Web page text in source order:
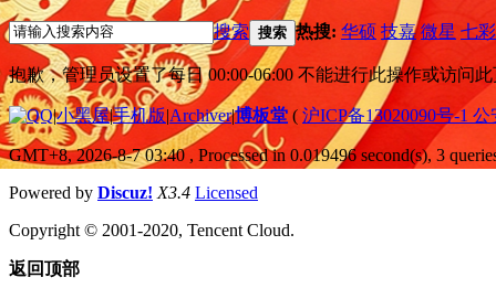
搜索 搜索 热搜: 华硕 技嘉 微星 七
抱歉，管理员设置了每日 00:00-06:00 不能进行此操作或访问
|小黑屋|手机版|Archiver|博板堂 ( 沪ICP备13020090号-1
GMT+8, 2026-8-7 03:40, Processed in 0.019496 second(s), 3
Powered by Discuz! X3.4 Licensed
Copyright © 2001-2020, Tencent Cloud.
返回顶部